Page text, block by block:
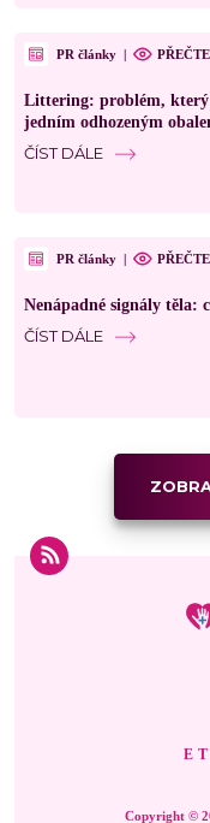
PR články |
Littering: problém, který
jedním odhozeným
ČÍST DÁLE
PR články |
Nenápadné signály těla:
ČÍST DÁLE
Copyright ©